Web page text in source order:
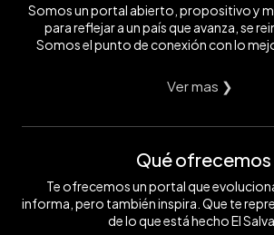
Somos un portal abierto, propositivo y
para reflejar a un país que avanza, se
Somos el punto de conexión con lo
Ver mas ❯
Qué ofrecemos
Te ofrecemos un portal que
informa, pero también inspira. Que te
de lo que está hecho El